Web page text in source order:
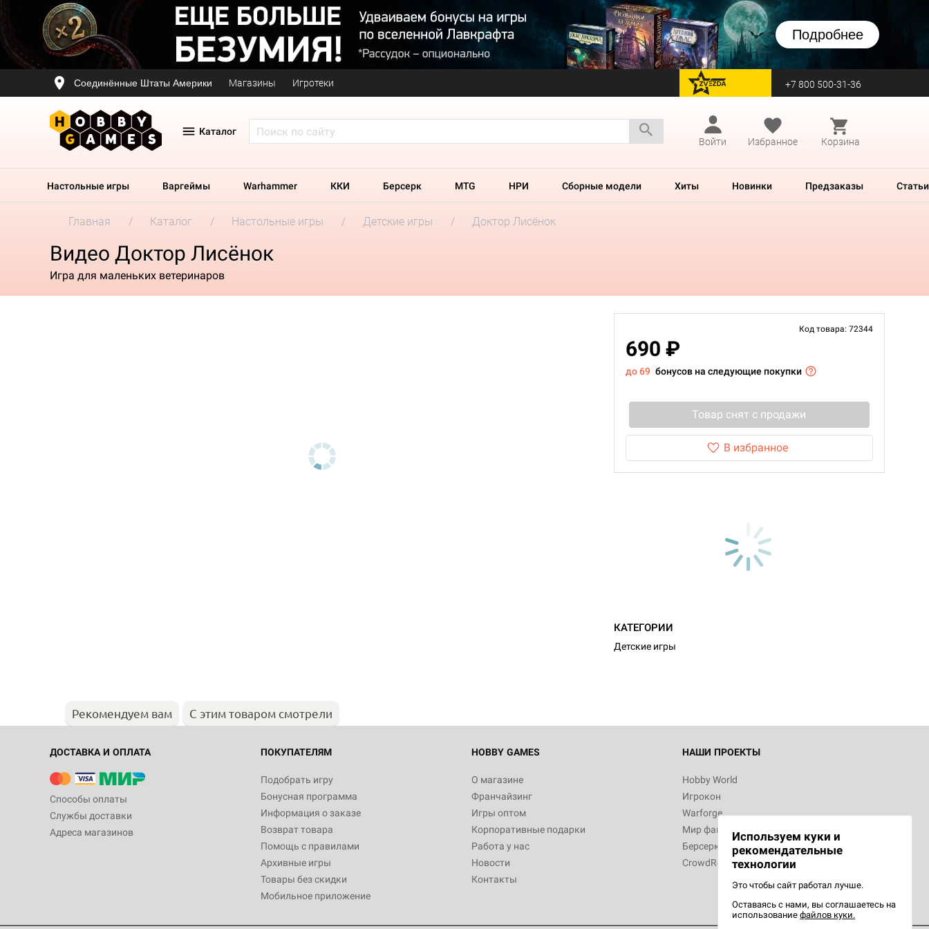
Подробнее
Соединённые Штаты Америки Магазины Игротеки перейти на Zvezda +7 800 500-31-36
Каталог
Войти
Избранное Корзина
Настольные игры Варгеймы Warhammer ККИ Берсерк MTG НРИ Сборные модели Хиты Новинки Предзаказы Статьи
Главная Каталог Настольные игры Детские игры Доктор Лисёнок
Видео Доктор Лисёнок
Игра для маленьких ветеринаров
Код товара: 72344
690 ₽
до 69 бонусов на следующие покупки
Товар снят с продажи
В избранное
КАТЕГОРИИ
Детские игры
Рекомендуем вам С этим товаром смотрели
ДОСТАВКА И ОПЛАТА
Способы оплаты
Службы доставки
Адреса магазинов
ПОКУПАТЕЛЯМ
Подобрать игру
Бонусная программа
Информация о заказе
Возврат товара
Помощь с правилами
Архивные игры
Товары без скидки
Мобильное приложение
HOBBY GAMES
О магазине
Франчайзинг
Игры оптом
Корпоративные подарки
Работа у нас
Новости
Контакты
НАШИ ПРОЕКТЫ
Hobby World
Игрокон
Warforge
Мир фантастики
Берсерк
CrowdRepublic
Используем куки и
рекомендательные
технологии
Это чтобы сайт работал лучше.
Оставаясь с нами, вы соглашаетесь на
использование файлов куки.